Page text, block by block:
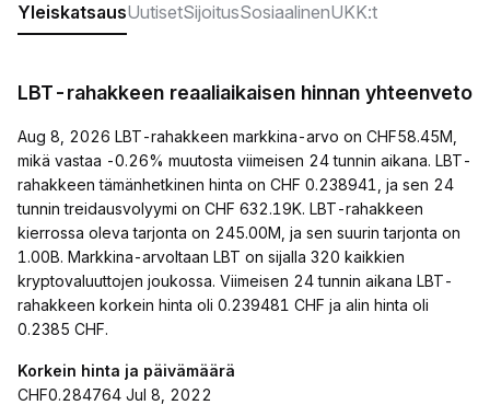
YleiskatsausUutisetSijoitusSosiaalinenUKK:t
LBT-rahakkeen reaaliaikaisen hinnan yhteenveto
Aug 8, 2026 LBT-rahakkeen markkina-arvo on CHF58.45M,
mikä vastaa -0.26% muutosta viimeisen 24 tunnin aikana. LBT-
rahakkeen tämänhetkinen hinta on CHF 0.238941, ja sen 24
tunnin treidausvolyymi on CHF 632.19K. LBT-rahakkeen
kierrossa oleva tarjonta on 245.00M, ja sen suurin tarjonta on
1.00B. Markkina-arvoltaan LBT on sijalla 320 kaikkien
kryptovaluuttojen joukossa. Viimeisen 24 tunnin aikana LBT-
rahakkeen korkein hinta oli 0.239481 CHF ja alin hinta oli
0.2385 CHF.
Korkein hinta ja päivämäärä
CHF0.284764 Jul 8, 2022